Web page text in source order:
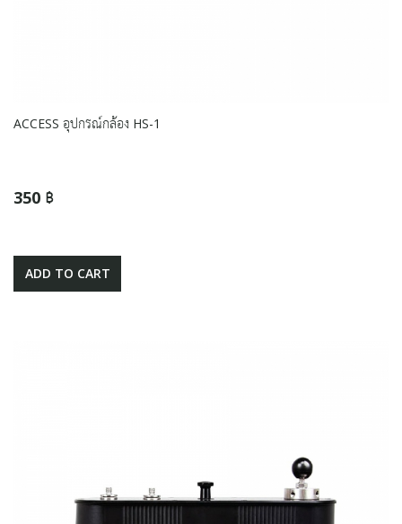
ACCESS อุปกรณ์กล้อง HS-1
350 ฿
ADD TO CART